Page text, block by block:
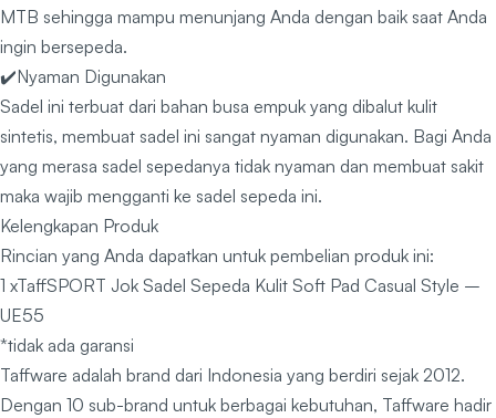
MTB sehingga mampu menunjang Anda dengan baik saat Anda
ingin bersepeda.
✔️Nyaman Digunakan
Sadel ini terbuat dari bahan busa empuk yang dibalut kulit
sintetis, membuat sadel ini sangat nyaman digunakan. Bagi Anda
yang merasa sadel sepedanya tidak nyaman dan membuat sakit
maka wajib mengganti ke sadel sepeda ini.
Kelengkapan Produk
Rincian yang Anda dapatkan untuk pembelian produk ini:
1 xTaffSPORT Jok Sadel Sepeda Kulit Soft Pad Casual Style –
UE55
*tidak ada garansi
Taffware adalah brand dari Indonesia yang berdiri sejak 2012.
Dengan 10 sub-brand untuk berbagai kebutuhan, Taffware hadir